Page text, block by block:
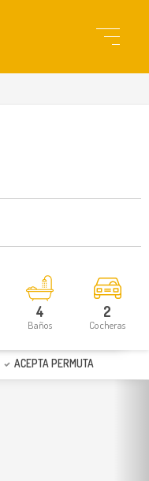
4
Baños
2
Cocheras
ACEPTA PERMUTA